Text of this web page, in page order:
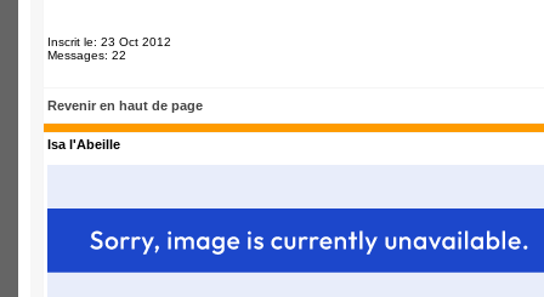
Inscrit le: 23 Oct 2012
Messages: 22
Revenir en haut de page
Isa l'Abeille